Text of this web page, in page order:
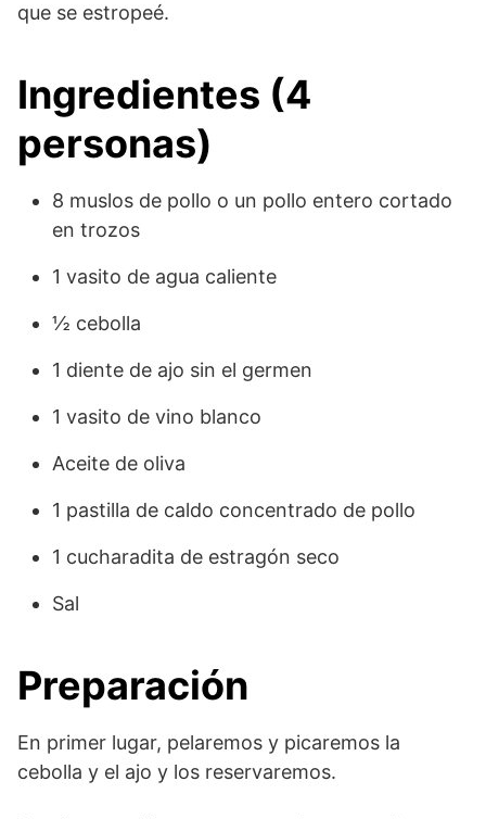
que se estropeé.
Ingredientes (4
personas)
8 muslos de pollo o un pollo entero cortado
en trozos
1 vasito de agua caliente
½ cebolla
1 diente de ajo sin el germen
1 vasito de vino blanco
Aceite de oliva
1 pastilla de caldo concentrado de pollo
1 cucharadita de estragón seco
Sal
Preparación
En primer lugar, pelaremos y picaremos la
cebolla y el ajo y los reservaremos.